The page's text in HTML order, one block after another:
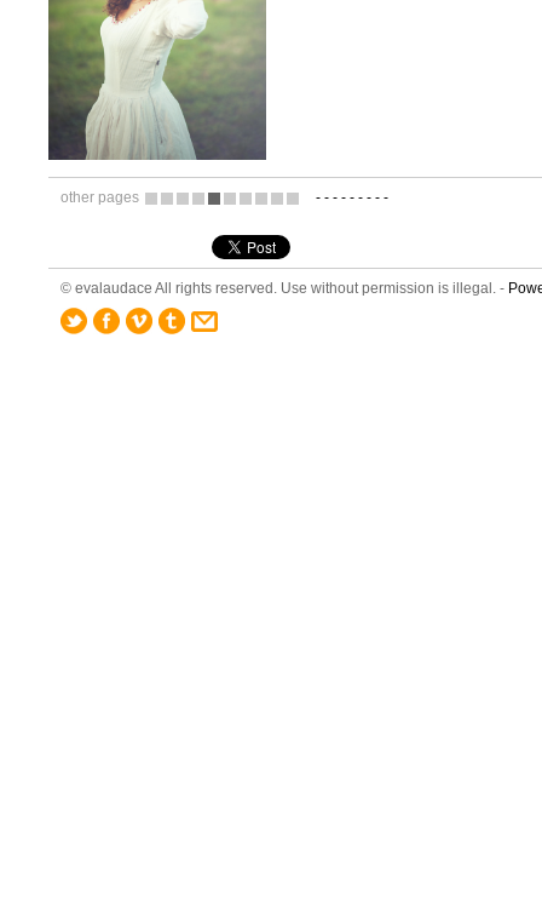
other pages - - - - - - - - -
© evalaudace All rights reserved. Use without permission is illegal. -